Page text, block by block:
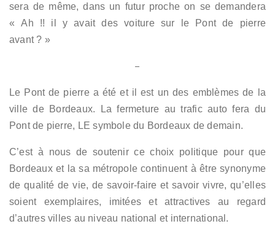
sera de même, dans un futur proche on se demandera
« Ah !! il y avait des voiture sur le Pont de pierre
avant ? »
–
Le Pont de pierre a été et il est un des emblèmes de la
ville de Bordeaux. La fermeture au trafic auto fera du
Pont de pierre, LE symbole du Bordeaux de demain.
C’est à nous de soutenir ce choix politique pour que
Bordeaux et la sa métropole continuent à être synonyme
de qualité de vie, de savoir-faire et savoir vivre, qu’elles
soient exemplaires, imitées et attractives au regard
d’autres villes au niveau national et international.